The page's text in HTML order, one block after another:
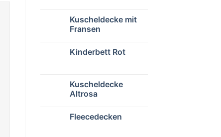
Kuscheldecke mit
Fransen
Kinderbett Rot
Kuscheldecke
Altrosa
Fleecedecken